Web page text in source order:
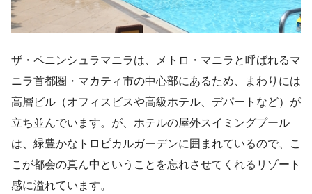
ザ・ペニンシュラマニラは、メトロ・マニラと呼ばれるマ
ニラ首都圏・マカティ市の中心部にあるため、まわりには
高層ビル（オフィスビスや高級ホテル、デパートなど）が
立ち並んでいます。が、ホテルの屋外スイミングプール
は、緑豊かなトロピカルガーデンに囲まれているので、こ
こが都会の真ん中ということを忘れさせてくれるリゾート
感に溢れています。